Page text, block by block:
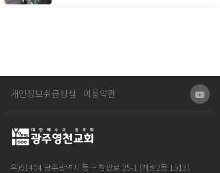
개인정보취급방침 이용약관
우)61404 광주광역시 동구 참판로 25-1 (계림2동 1513)